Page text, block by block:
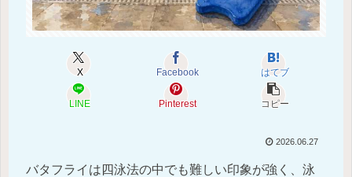
X Facebook はてブ
LINE Pinterest コピー
2026.06.27
バタフライは四泳法の中でも難しい印象が強く、泳